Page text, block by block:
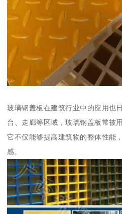
玻璃钢盖板在建筑行业中的应用也
台、走廊等区域，玻璃钢盖板常被
它不仅能够提高建筑物的整体性能
感。